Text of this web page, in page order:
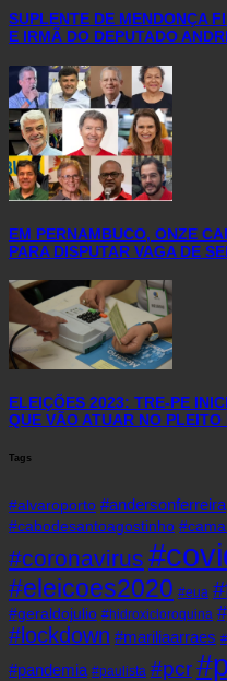
SUPLENTE DE MENDONÇA
E IRMÃ DO DEPUTADO
EM PERNAMBUCO, ONZE
PARA DISPUTAR VAGA DE
ELEIÇÕES 2023: TRE-PE
QUE VÃO ATUAR NO PLEITO
Tags
#alvaroporto #andersonferreira
#cabodesantoagostinho
#coronavirus
#eleicoes2020 #eua
#geraldojulio #hidroxicloroquina
#lockdown #mariliaarraes
#pandemia #paulista #pcr